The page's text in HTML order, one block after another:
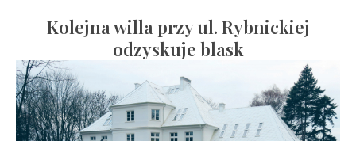
Kolejna willa przy ul. Rybnickiej
odzyskuje blask